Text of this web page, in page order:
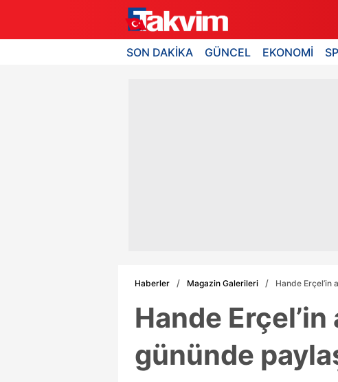
SON DAKİKA GÜNCEL EKONOMİ
Haberler Magazin Galerileri Hande Erçel’in
Hande
gününde